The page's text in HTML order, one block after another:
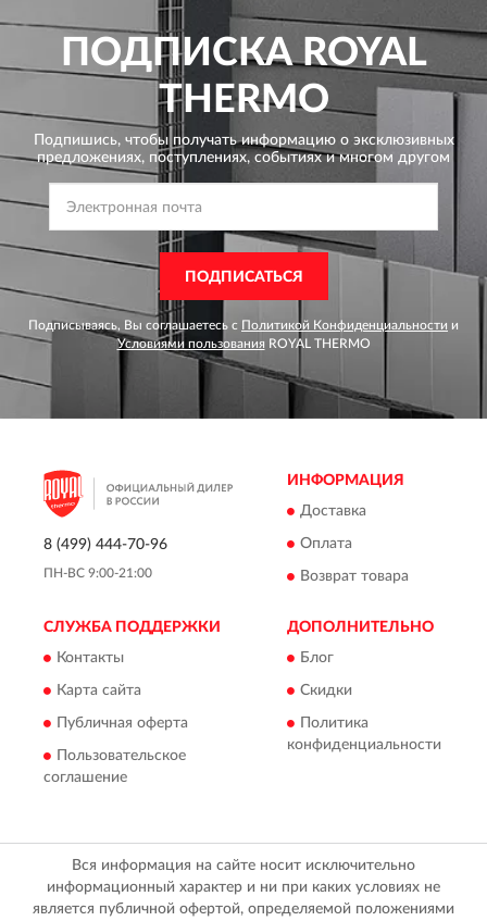
ПОДПИСКАROYAL
THERMO
Подпишись, чтобы получать информацию о эксклюзивных
предложениях, поступлениях, событиях и многом другом
ПОДПИСАТЬСЯ
Подписываясь, Вы соглашаетесь с Политикой Конфиденциальности и
Условиями пользования ROYAL THERMO
8 (499) 444-70-96
ПН-ВС 9:00-21:00
ИНФОРМАЦИЯ
Доставка
Оплата
Возврат товара
СЛУЖБА ПОДДЕРЖКИ
Контакты
Карта сайта
Публичная оферта
Пользовательское
соглашение
ДОПОЛНИТЕЛЬНО
Блог
Скидки
Политика
конфиденциальности
Вся информация на сайте носит исключительно
информационный характер и ни при каких условиях не
является публичной офертой, определяемой положениями